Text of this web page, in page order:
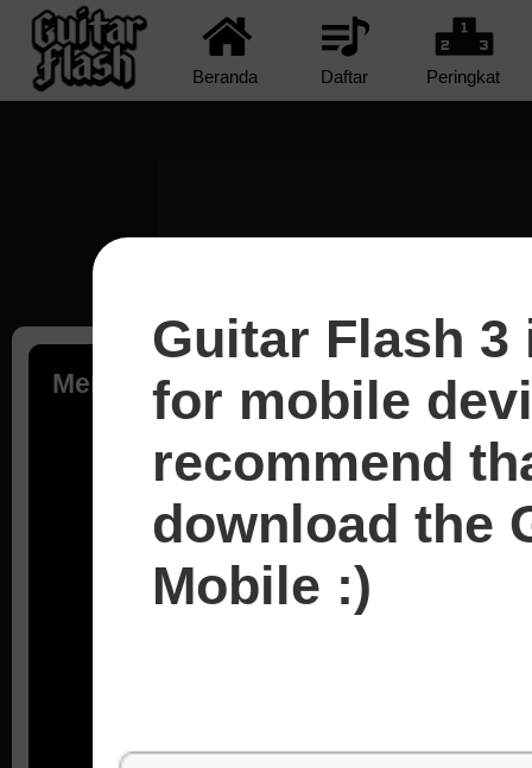
Beranda Daftar Peringkat
Memuat...
Guitar Flash
for mobile
recommend
download the
Mobile :)